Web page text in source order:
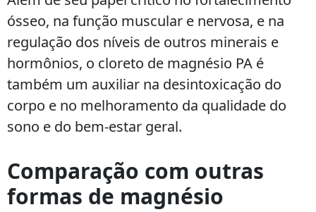
ósseo, na função muscular e nervosa, e na
regulação dos níveis de outros minerais e
hormônios, o cloreto de magnésio PA é
também um auxiliar na desintoxicação do
corpo e no melhoramento da qualidade do
sono e do bem-estar geral.
Comparação com outras
formas de magnésio